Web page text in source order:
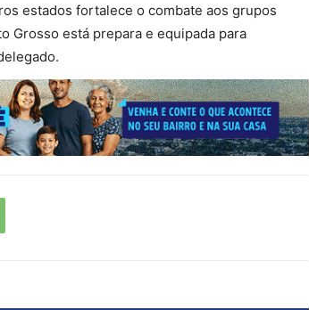
estados fortalece o combate aos grupos
Grosso está prepara e equipada para